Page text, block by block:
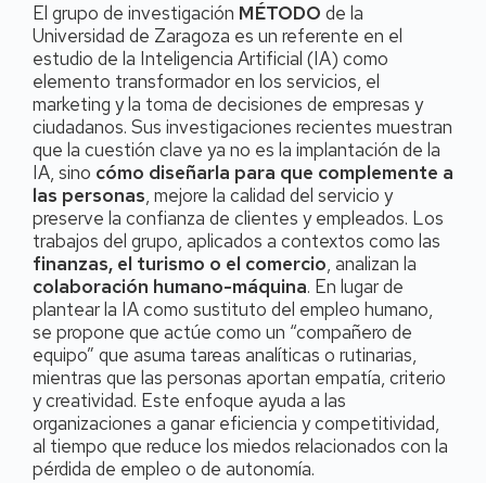
El grupo de investigación MÉTODO de la
Universidad de Zaragoza es un referente en el
estudio de la Inteligencia Artificial (IA) como
elemento transformador en los servicios, el
marketing y la toma de decisiones de empresas y
ciudadanos. Sus investigaciones recientes muestran
que la cuestión clave ya no es la implantación de la
IA, sino cómo diseñarla para que complemente a
las personas, mejore la calidad del servicio y
preserve la confianza de clientes y empleados. Los
trabajos del grupo, aplicados a contextos como las
finanzas, el turismo o el comercio, analizan la
colaboración humano-máquina. En lugar de
plantear la IA como sustituto del empleo humano,
se propone que actúe como un “compañero de
equipo” que asuma tareas analíticas o rutinarias,
mientras que las personas aportan empatía, criterio
y creatividad. Este enfoque ayuda a las
organizaciones a ganar eficiencia y competitividad,
al tiempo que reduce los miedos relacionados con la
pérdida de empleo o de autonomía.